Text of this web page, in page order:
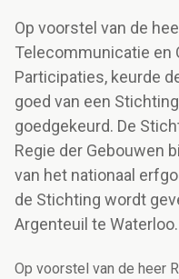
Op voorstel van de
Telecommunicatie en
Participaties, keurde
goed van een
goedgekeurd. De
Regie der Gebouwen
van het nationaal
de Stichting wordt
Argenteuil te Waterloo.
Op voorstel van de heer